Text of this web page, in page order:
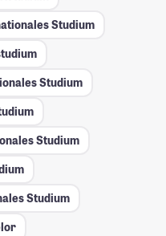
Studium
Studium
Studium
Studium